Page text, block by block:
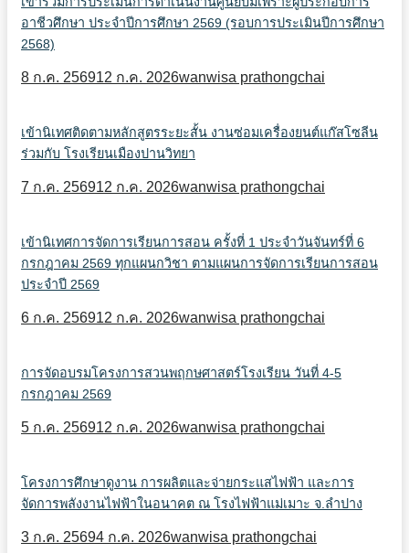
อาชีวศึกษา ประจำปีการศึกษา 2569 (รอบการประเมินปีการศึกษา
2568)
8 ก.ค. 256912 ก.ค. 2026wanwisa prathongchai
เข้านิเทศติดตามหลักสูตรระยะสั้น งานซ่อมเครื่องยนต์แก๊สโซลีน
ร่วมกับ โรงเรียนเมืองปานวิทยา
7 ก.ค. 256912 ก.ค. 2026wanwisa prathongchai
เข้านิเทศการจัดการเรียนการสอน ครั้งที่ 1 ประจำวันจันทร์ที่ 6
กรกฎาคม 2569 ทุกแผนกวิชา ตามแผนการจัดการเรียนการสอน
ประจำปี 2569
6 ก.ค. 256912 ก.ค. 2026wanwisa prathongchai
การจัดอบรมโครงการสวนพฤกษศาสตร์โรงเรียน วันที่ 4-5
กรกฎาคม 2569
5 ก.ค. 256912 ก.ค. 2026wanwisa prathongchai
โครงการศึกษาดูงาน การผลิตและจ่ายกระแสไฟฟ้า และการ
จัดการพลังงานไฟฟ้าในอนาคต ณ โรงไฟฟ้าแม่เมาะ จ.ลำปาง
3 ก.ค. 25694 ก.ค. 2026wanwisa prathongchai